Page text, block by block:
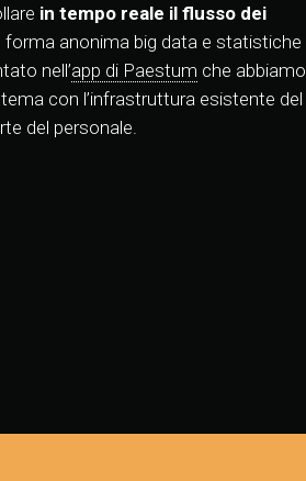
in tempo reale il flusso dei
forma anonima big data e statistiche
nell’app di Paestum che abbiamo
con l’infrastruttura esistente del
del personale.